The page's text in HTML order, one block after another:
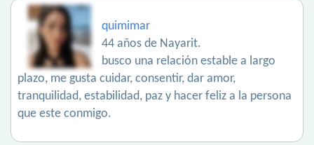
quimimar
44 años de Nayarit.
busco una relación estable a largo
plazo, me gusta cuidar, consentir, dar amor,
tranquilidad, estabilidad, paz y hacer feliz a la persona
que este conmigo.